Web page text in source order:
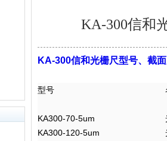
KA-300信和
KA-300信和光栅尺型号、截
型号
KA300-70-5um
KA300-120-5um